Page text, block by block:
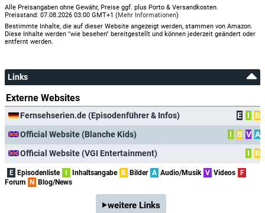
Alle Preisangaben ohne Gewähr, Preise ggf. plus Porto & Versandkosten.
Preisstand: 07.08.2026 03:00 GMT+1 (Mehr Informationen)
Bestimmte Inhalte, die auf dieser Website angezeigt werden, stammen von Amazon.
Diese Inhalte werden "wie besehen" bereitgestellt und können jederzeit geändert oder
entfernt werden.
Links
Externe Websites
Fernsehserien.de (Episodenführer & Infos) E I
B
Official Website (Blanche Kids)
I B V A
Official Website (VGI Entertainment)
I B
E Episodenliste I Inhaltsangabe B Bilder A Audio/Musik V Videos F
Forum N Blog/News
weitere Links